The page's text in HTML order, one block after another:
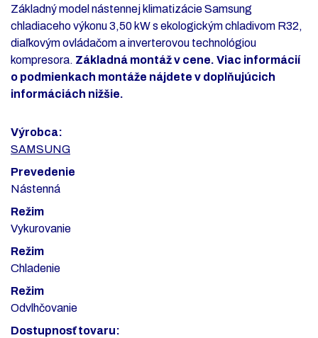
Základný model nástennej klimatizácie Samsung
chladiaceho výkonu 3,50 kW s ekologickým chladivom R32,
diaľkovým ovládačom a inverterovou technológiou
kompresora. Základná montáž v cene. Viac informácií
o podmienkach montáže nájdete v doplňujúcich
informáciách nižšie.
Výrobca:
SAMSUNG
Prevedenie
Nástenná
Režim
Vykurovanie
Režim
Chladenie
Režim
Odvlhčovanie
Dostupnosť tovaru: